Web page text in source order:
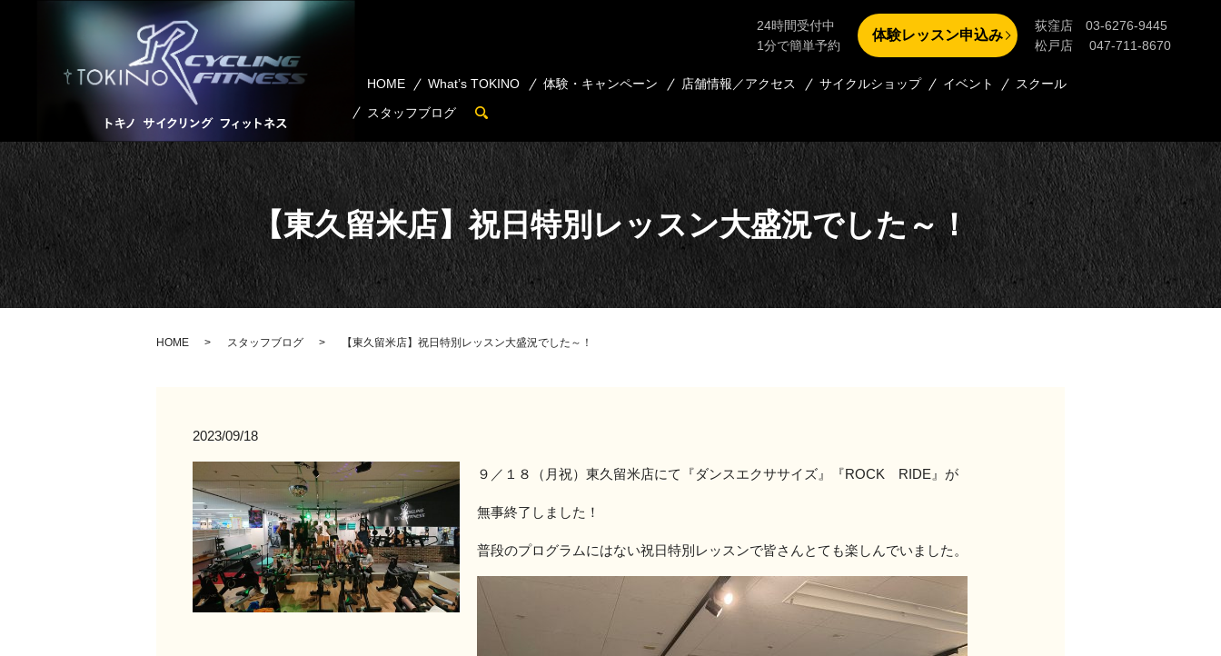
HOME What’s TOKINO 体験・キャンペーン 店舗情報／アクセス サイクルショップ イベント
スクール
スタッフブログ
search
24時間受付中
1分で簡単予約
体験レッスン申込み
荻窪店 03-6276-9445
松戸店 047-711-8670
【東久留米店】祝日特別レッスン大盛況でした～！
HOME スタッフブログ 【東久留米店】祝日特別レッスン大盛況でした～！
2023/09/18
９／１８（月祝）東久留米店にて『ダンスエクササイズ』『ROCK RIDE』が
無事終了しました！
普段のプログラムにはない祝日特別レッスンで皆さんとても楽しんでいました。